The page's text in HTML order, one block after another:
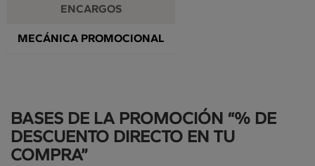
ENCARGOS
MECÁNICA PROMOCIONAL
BASES DE LA PROMOCIÓN “% DE
DESCUENTO DIRECTO EN TU
COMPRA”